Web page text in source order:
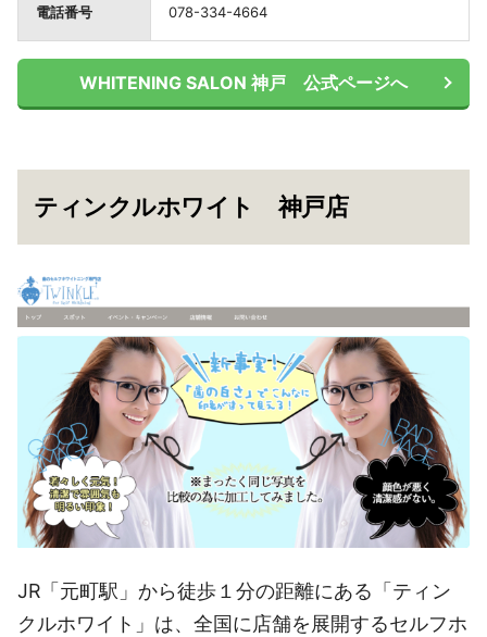
電話番号 078-334-4664
WHITENING SALON 神戸 公式ページへ
ティンクルホワイト 神戸店
JR「元町駅」から徒歩１分の距離にある「ティン
クルホワイト」は、全国に店舗を展開するセルフホ